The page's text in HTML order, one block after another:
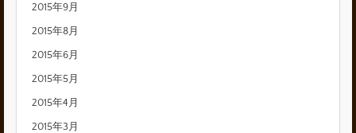
2015年9月
2015年8月
2015年6月
2015年5月
2015年4月
2015年3月